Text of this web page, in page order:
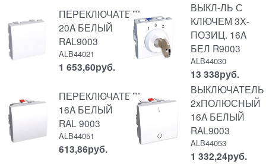
ПЕРЕКЛЮЧАТЕЛЬ
20A БЕЛЫЙ
RAL9003
ALB44021
1 653,60руб.
ВЫКЛ-ЛЬ С
КЛЮЧЕМ 3Х-
ПОЗИЦ. 16A
БЕЛ R9003
ALB44030
13 338руб.
ПЕРЕКЛЮЧАТЕЛЬ
16A БЕЛЫЙ
RAL 9003
ALB44051
613,86руб.
ВЫКЛЮЧАТЕЛЬ
2хПОЛЮСНЫЙ
16A БЕЛЫЙ
RAL9003
ALB44053
1 332,24руб.